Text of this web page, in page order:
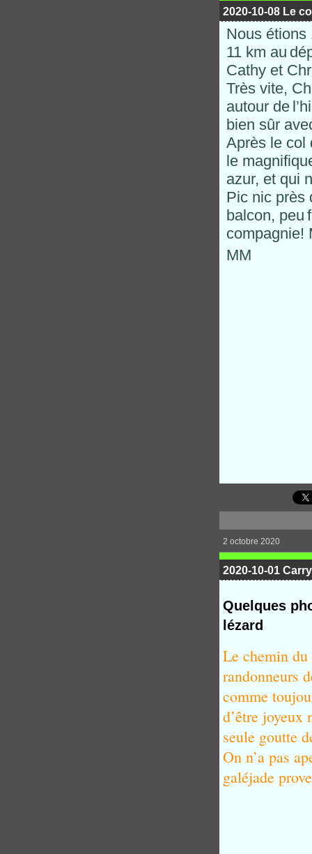
2020-10-08 Le
Nous étions
11 km au
Cathy et
Très vite,
autour de
bien sûr
Après le col
le
azur, et qui
Pic nic près
balcon, peu
compagnie!
MM
2 octobre 2020
2020-10-01
Quelques
lézard
Le chemin
randonneurs
comme
d’être joyeux
seule goutte
On n’a pas
galéjade